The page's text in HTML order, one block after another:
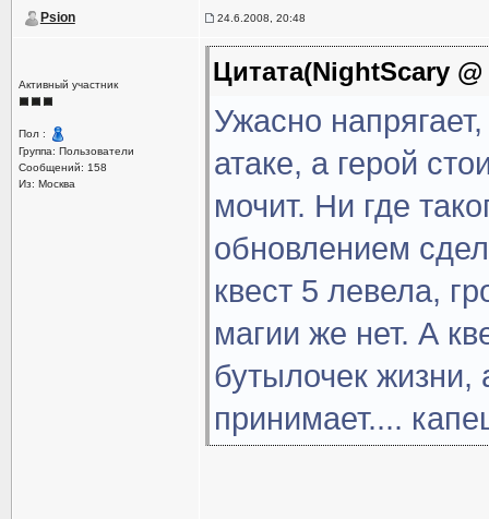
Psion 24.6.2008, 20:48
Активный участник
Пол :
Группа: Пользователи
Сообщений: 158
Из: Москва
Цитата(NightScary
Ужасно
атаке, а герой
мочит. Ни где
обновлением
квест 5 левела,
магии же нет. А
бутылочек жизни,
принимает....